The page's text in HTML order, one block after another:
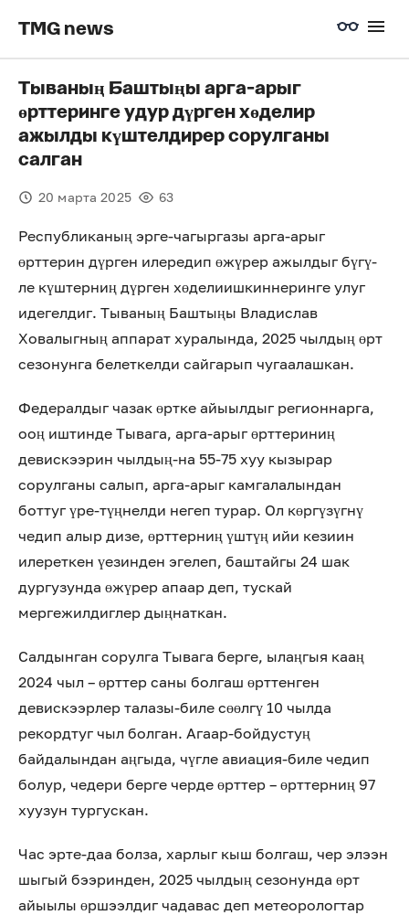
TMG news
Тываның Баштыңы арга-арыг
өрттеринге удур дүрген хөделир
ажылды күштелдирер сорулганы
салган
20 марта 2025 63
Республиканың эрге-чагыргазы арга-арыг
өрттерин дүрген илередип өжүрер ажылдыг бүгү-
ле күштерниң дүрген хөделиишкиннеринге улуг
идегелдиг. Тываның Баштыңы Владислав
Ховалыгның аппарат хуралында, 2025 чылдың өрт
сезонунга белеткелди сайгарып чугаалашкан.
Федералдыг чазак өртке айыылдыг регионнарга,
ооң иштинде Тывага, арга-арыг өрттериниң
девискээрин чылдың-на 55-75 хуу кызырар
сорулганы салып, арга-арыг камгалалындан
боттуг үре-түңнелди негеп турар. Ол көргүзүгнү
чедип алыр дизе, өрттерниң үштүң ийи кезиин
илереткен үезинден эгелеп, баштайгы 24 шак
дургузунда өжүрер апаар деп, тускай
мергежилдиглер дыңнаткан.
Салдынган сорулга Тывага берге, ылаңгыя кааң
2024 чыл – өрттер саны болгаш өрттенген
девискээрлер талазы-биле сөөлгү 10 чылда
рекордтуг чыл болган. Агаар-бойдустуң
байдалындан аңгыда, чүгле авиация-биле чедип
болур, чедери берге черде өрттер – өрттерниң 97
хуузун тургускан.
Час эрте-даа болза, харлыг кыш болгаш, чер элээн
шыгый бээринден, 2025 чылдың сезонунда өрт
айыылы өршээлдиг чадавас деп метеорологтар